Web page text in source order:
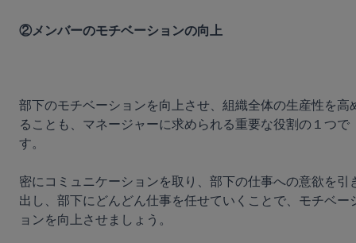
②メンバーのモチベーションの向上
部下のモチベーションを向上させ、組織全体の生産性を高
ることも、マネージャーに求められる重要な役割の１つで
す。
密にコミュニケーションを取り、部下の仕事への意欲を引
出し、部下にどんどん仕事を任せていくことで、モチベー
ョンを向上させましょう。